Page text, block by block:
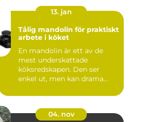
13. jan
Tålig mandolin för praktiskt
arbete i köket
En mandolin är ett av de
mest underskattade
köksredskapen. Den ser
enkel ut, men kan drama...
04. nov